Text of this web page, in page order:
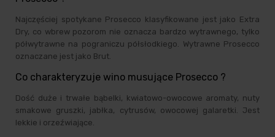
Najczęściej spotykane Prosecco klasyfikowane jest jako Extra
Dry, co wbrew pozorom nie oznacza bardzo wytrawnego, tylko
półwytrawne na pograniczu półsłodkiego. Wytrawne Prosecco
oznaczane jest jako Brut.
Co charakteryzuje wino musujące Prosecco ?
Dość duże i trwałe bąbelki, kwiatowo-owocowe aromaty, nuty
smakowe gruszki, jabłka, cytrusów, owocowej galaretki. Jest
lekkie i orzeźwiające.